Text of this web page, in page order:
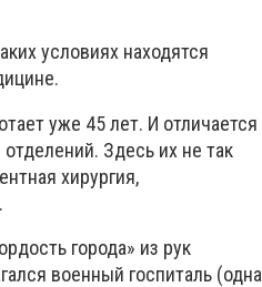
условиях находятся
уже 45 лет. И отличается
Здесь их не так
хирургия,
города» из рук
военный госпиталь (одна